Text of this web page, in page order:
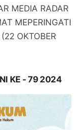
MEDIA RADAR
MEPERINGATI
OKTOBER
KE - 79 2024